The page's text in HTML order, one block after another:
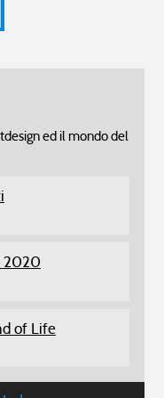
ed il mondo del
2020
of Life